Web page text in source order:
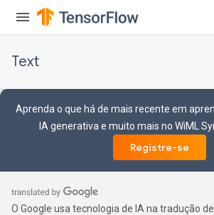
Text
Aprenda o que há de mais recente em
IA generativa e muito mais no WiML
Registre-se
O Google usa tecnologia de IA na tradução